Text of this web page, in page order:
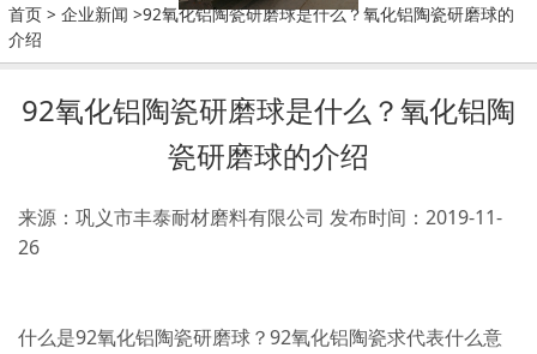
首页> 企业新闻 >92氧化铝陶瓷研磨球是什么？氧化铝陶瓷研磨球的
介绍
92氧化铝陶瓷研磨球是什么？氧化铝陶
瓷研磨球的介绍
来源：巩义市丰泰耐材磨料有限公司 发布时间：2019-11-
26
什么是92氧化铝陶瓷研磨球？92氧化铝陶瓷求代表什么意
15670615091
巩义市丰泰耐材磨料有限公司